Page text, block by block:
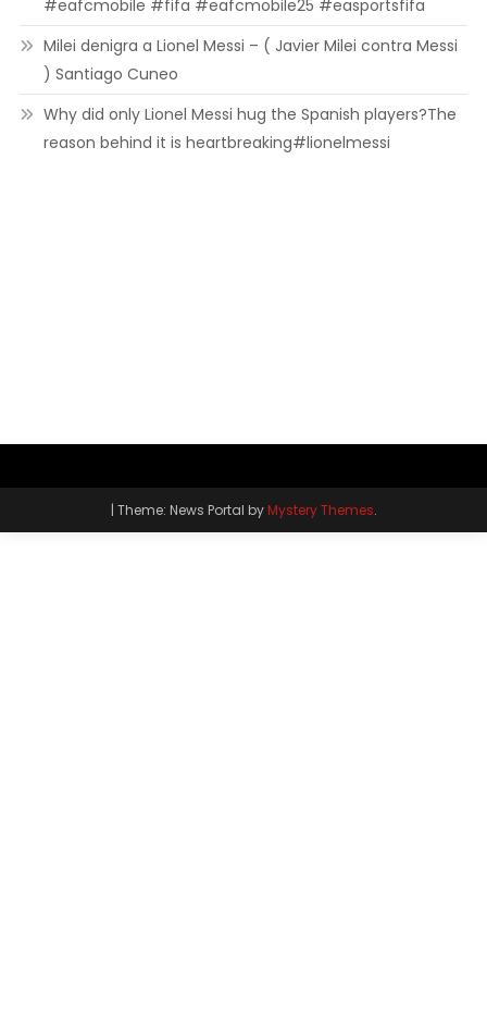
#eafcmobile #fifa #eafcmobile25 #easportsfifa
Milei denigra a Lionel Messi – ( Javier Milei contra Messi
) Santiago Cuneo
Why did only Lionel Messi hug the Spanish players?The
reason behind it is heartbreaking#lionelmessi
| Theme: News Portal byMystery Themes.